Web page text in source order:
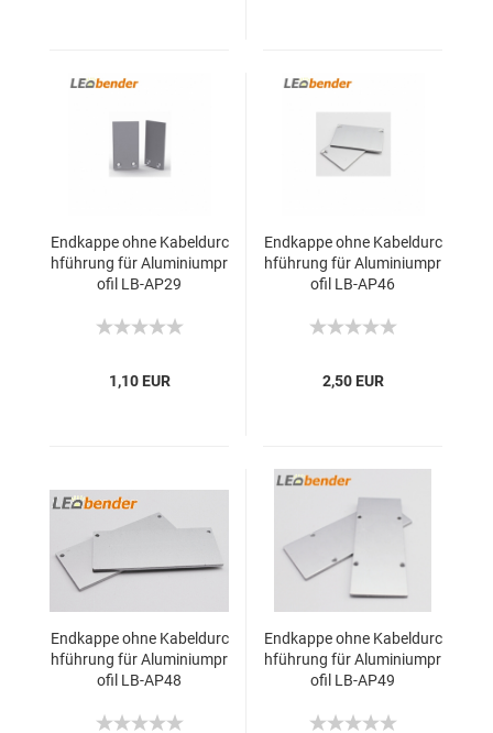
Endkappe ohne Kabeldurc
hführung für Aluminiumpr
ofil LB-AP29
1,10 EUR
Endkappe ohne Kabeldurc
hführung für Aluminiumpr
ofil LB-AP46
2,50 EUR
Endkappe ohne Kabeldurc
hführung für Aluminiumpr
ofil LB-AP48
Endkappe ohne Kabeldurc
hführung für Aluminiumpr
ofil LB-AP49